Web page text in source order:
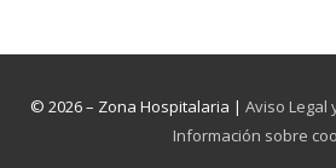
© 2026 – Zona Hospitalaria | Aviso Legal
Información sobre